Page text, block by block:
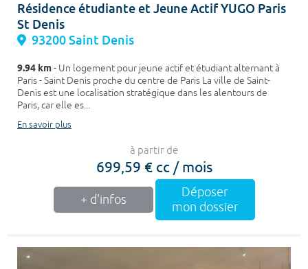
Résidence étudiante et Jeune Actif YUGO Paris
St Denis
93200 Saint Denis
9.94 km- Un logement pour jeune actif et étudiant alternant à
Paris - Saint Denis proche du centre de Paris La ville de Saint-
Denis est une localisation stratégique dans les alentours de
Paris, car elle es...
En savoir plus
à partir de
699,59 € cc / mois
+ d'infos
Déposer
mon dossier